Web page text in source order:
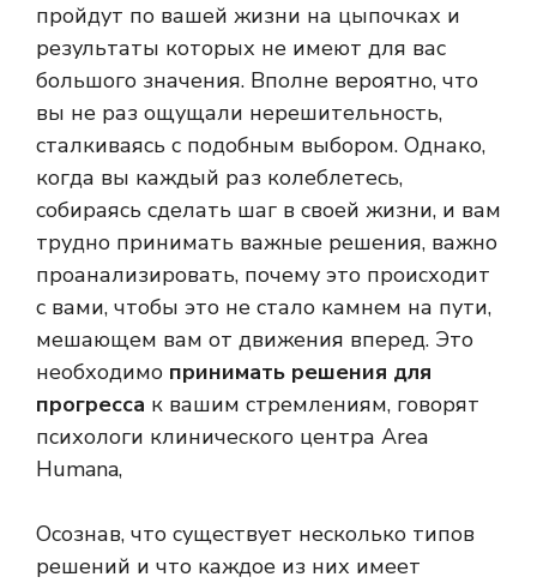
пройдут по вашей жизни на цыпочках и
результаты которых не имеют для вас
большого значения. Вполне вероятно, что
вы не раз ощущали нерешительность,
сталкиваясь с подобным выбором. Однако,
когда вы каждый раз колеблетесь,
собираясь сделать шаг в своей жизни, и вам
трудно принимать важные решения, важно
проанализировать, почему это происходит
с вами, чтобы это не стало камнем на пути,
мешающем вам от движения вперед. Это
необходимо принимать решения для
прогресса к вашим стремлениям, говорят
психологи клинического центра Area
Humana,
Осознав, что существует несколько типов
решений и что каждое из них имеет